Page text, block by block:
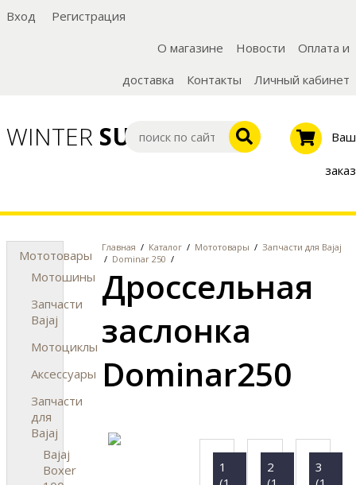
Вход
Регистрация
О магазине
Новости
Оплата и
доставка
Контакты Личный кабинет
WINTER SUMMER Ваш
заказ
Мототовары
Мотошины
Запчасти
Bajaj
Мотоциклы
Аксессуары
Запчасти
для
Bajaj
Bajaj
Boxer
Главная / Каталог / Мототовары / Запчасти для Bajaj
/ Dominar 250 /
Дроссельная
заслонка
Dominar250
1
2
3